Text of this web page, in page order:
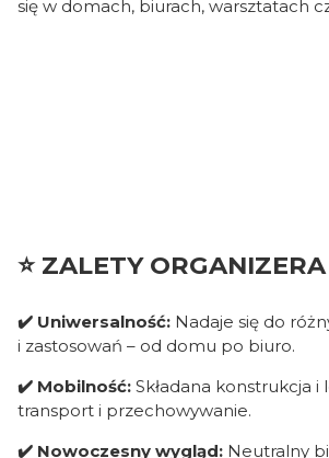
się w domach, biurach, warsztatach
⭐ ZALETY ORGANIZERA
✔️ Uniwersalność: Nadaje się do
i zastosowań – od domu po biuro.
✔️ Mobilność: Składana konstrukcja i
transport i przechowywanie.
✔️ Nowoczesny wygląd: Neutralny